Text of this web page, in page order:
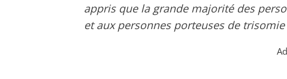
appris que la grande majorité des
et aux personnes porteuses de